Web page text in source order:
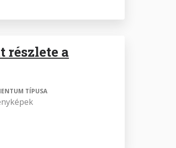
részlete a
TÍPUSA